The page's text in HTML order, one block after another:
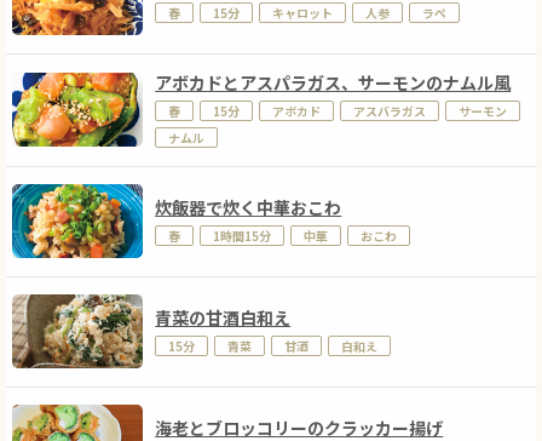
春 15分 キャロット 人参 ラペ
アボカドとアスパラガス、サーモンのナムル風
春 15分 アボカド アスバラガス
サーモン
ナムル
炊飯器で炊く中華おこわ
春 1時間15分 中華 おこわ
青菜の甘酒白和え
15分 青菜 甘酒 白和え
海老とブロッコリーのクラッカー揚げ